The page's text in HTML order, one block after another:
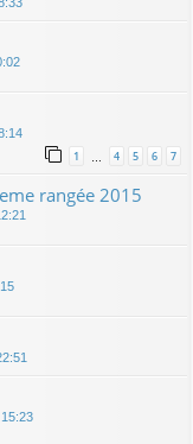
1 … 4 5 6 7
rangée 2015